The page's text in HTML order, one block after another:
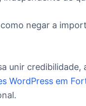
negar a
unir
WordPress em